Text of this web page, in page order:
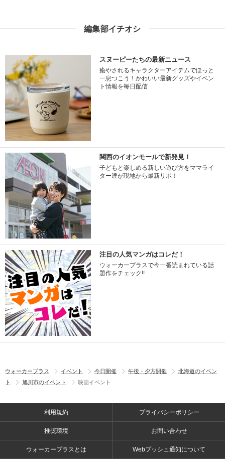
編集部イチオシ
スヌーピーたちの最新ニュース
癒やされるキャラクターアイテムでほっと
一息つこう！かわいい最新グッズやイベン
ト情報を毎日配信
関西のイオンモールで新発見！
子どもと楽しめる新しい遊び方をママライ
ター達が現地から最新リポ！
注目の人気マンガはコレだ！
ウォーカープラスで今一番読まれている話
題作をチェック!!
ウォーカープラス イベント 今日開催 午後・夕方開催
北海道のイベン
ト
旭川市のイベント 映画イベント
利用規約 プライバシーポリシー
推奨環境 お問い合わせ
ウォーカープラスとは Webプッシュ通知について